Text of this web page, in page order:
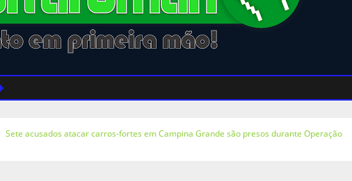
Sete acusados atacar carros-fortes em Campina Grande são presos durante Operação